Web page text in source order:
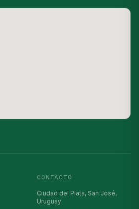
CONTACTO
Ciudad del Plata, San José,
Uruguay